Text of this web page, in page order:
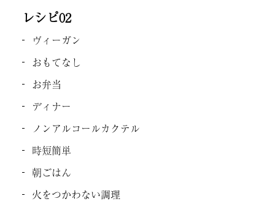
レシピ02
ヴィーガン
おもてなし
お弁当
ディナー
ノンアルコールカクテル
時短簡単
朝ごはん
火をつかわない調理